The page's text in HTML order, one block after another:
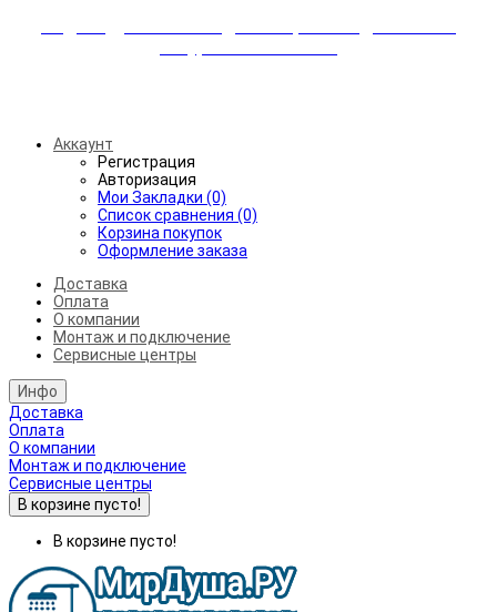
Аккаунт
Регистрация
Авторизация
Мои Закладки (0)
Список сравнения (0)
Корзина покупок
Оформление заказа
Доставка
Оплата
О компании
Монтаж и подключение
Сервисные центры
Инфо
Доставка
Оплата
О компании
Монтаж и подключение
Сервисные центры
В корзине пусто!
В корзине пусто!